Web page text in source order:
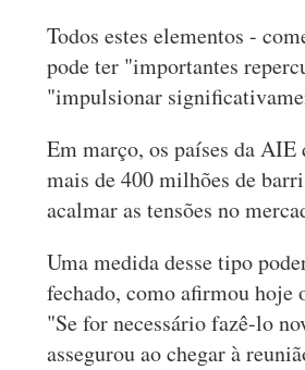
Todos estes elementos -
pode ter "importantes
"impulsionar
Em março, os países da
mais de 400 milhões de
acalmar as tensões no
Uma medida desse tipo
fechado, como afirmou hoje
"Se for necessário fazê-lo
assegurou ao chegar à